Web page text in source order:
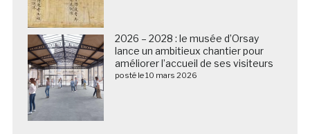
2026 – 2028 : le musée d’Orsay
lance un ambitieux chantier pour
améliorer l’accueil de ses visiteurs
posté le 10 mars 2026